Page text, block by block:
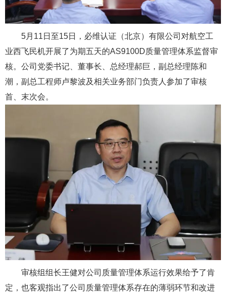
5月11日至15日，必维认证（北京）有限公司对航空工
业西飞民机开展了为期五天的AS9100D质量管理体系监督审
核。公司党委书记、董事长、总经理郝巨，副总经理陈和
潮，副总工程师卢黎波及相关业务部门负责人参加了审核
首、末次会。
审核组组长王健对公司质量管理体系运行效果给予了肯
定，也客观指出了公司质量管理体系存在的薄弱环节和改进